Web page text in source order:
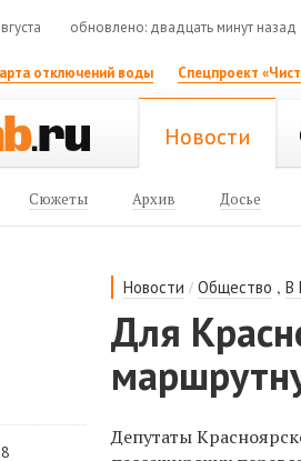
обновлено: двадцать минут назад
отключений воды Спецпроект
Новости
Сюжеты Архив Досье
Новости /Общество ,В
Для
Депутаты